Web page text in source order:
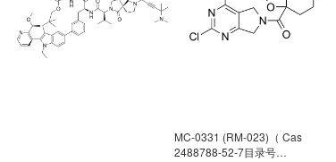
MC-0331 (RM-023)（ Cas
2488788-52-7目录号